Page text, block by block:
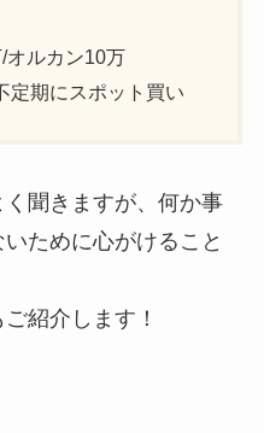
ルカン10万
期にスポット買い
聞きますが、何か事
ために心がけること
紹介します！